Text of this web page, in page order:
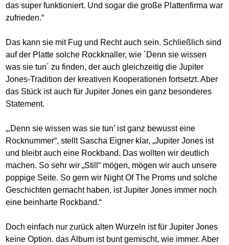
das super funktioniert. Und sogar die große Plattenfirma war
zufrieden.“
Das kann sie mit Fug und Recht auch sein. Schließlich sind
auf der Platte solche Rockknaller, wie ´Denn sie wissen
was sie tun´ zu finden, der auch gleichzeitig die Jupiter
Jones-Tradition der kreativen Kooperationen fortsetzt. Aber
das Stück ist auch für Jupiter Jones ein ganz besonderes
Statement.
„‚Denn sie wissen was sie tun’ ist ganz bewusst eine
Rocknummer“, stellt Sascha Eigner klar, „Jupiter Jones ist
und bleibt auch eine Rockband. Das wollten wir deutlich
machen. So sehr wir „Still“ mögen, mögen wir auch unsere
poppige Seite. So gern wir Night Of The Proms und solche
Geschichten gemacht haben, ist Jupiter Jones immer noch
eine beinharte Rockband.“
Doch einfach nur zurück alten Wurzeln ist für Jupiter Jones
keine Option. das Album ist bunt gemischt, wie immer. Aber